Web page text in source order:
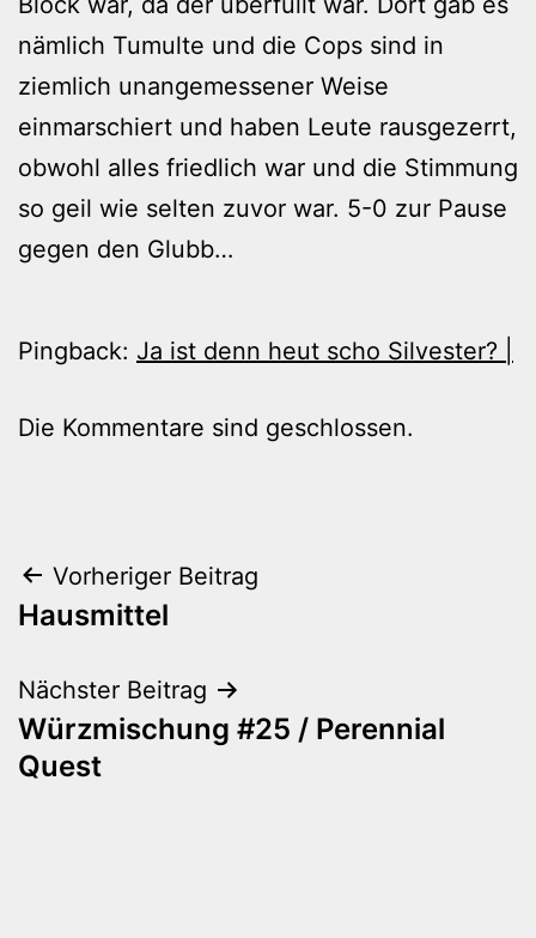
nämlich Tumulte und die Cops sind in
ziemlich unangemessener Weise
einmarschiert und haben Leute rausgezerrt,
obwohl alles friedlich war und die Stimmung
so geil wie selten zuvor war. 5-0 zur Pause
gegen den Glubb…
Pingback: Ja ist denn heut scho Silvester? |
Die Kommentare sind geschlossen.
Beitragsnavigation
Vorheriger Beitrag
Hausmittel
Nächster Beitrag
Würzmischung #25 / Perennial
Quest